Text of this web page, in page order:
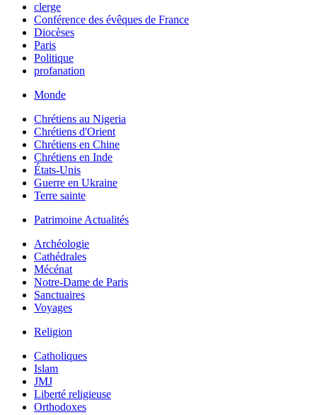
clerge
Conférence des évêques de France
Diocèses
Paris
Politique
profanation
Monde
Chrétiens au Nigeria
Chrétiens d'Orient
Chrétiens en Chine
Chrétiens en Inde
États-Unis
Guerre en Ukraine
Terre sainte
Patrimoine Actualités
Archéologie
Cathédrales
Mécénat
Notre-Dame de Paris
Sanctuaires
Voyages
Religion
Catholiques
Islam
JMJ
Liberté religieuse
Orthodoxes